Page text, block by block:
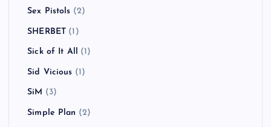
Sex Pistols (2)
SHERBET (1)
Sick of It All (1)
Sid Vicious (1)
SiM (3)
Simple Plan (2)